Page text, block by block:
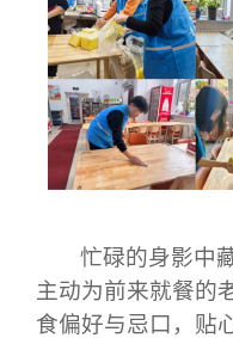
忙碌的身影中
主动为前来就餐的
食偏好与忌口，贴